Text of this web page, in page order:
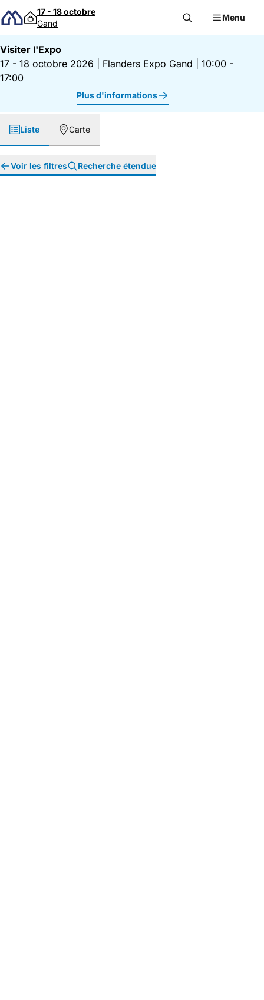
Passer au contenu
17 - 18 octobre
Gand
Menu
Visiter l'Expo
17 - 18 octobre 2026
Flanders Expo Gand
10:00 -
17:00
Plus d'informations
Liste Carte
Voir les filtres Recherche étendue